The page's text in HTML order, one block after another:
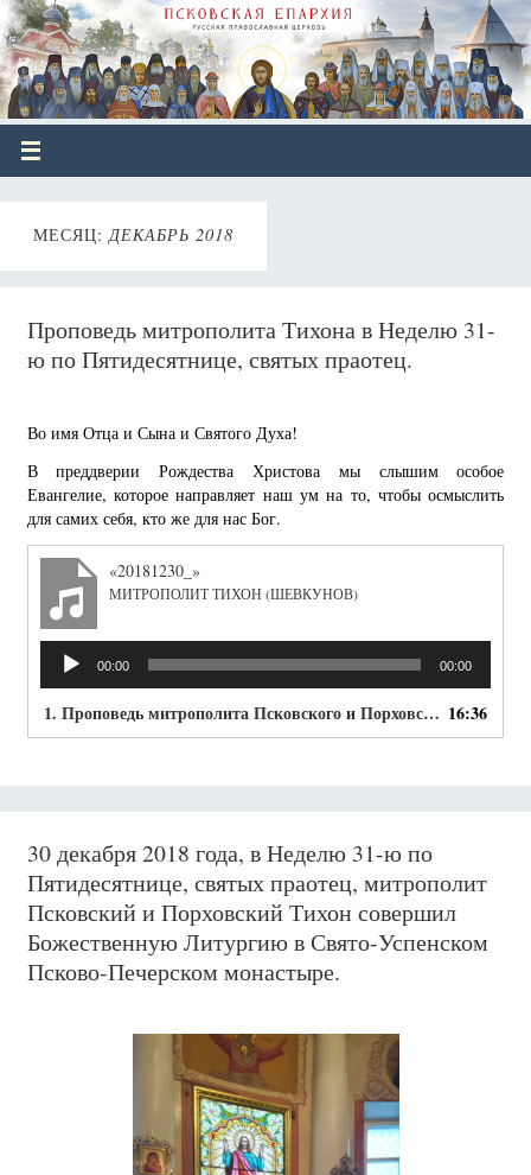
МЕСЯЦ:ДЕКАБРЬ 2018
Проповедь митрополита Тихона в Неделю 31-
ю по Пятидесятнице, святых праотец.
Во имя Отца и Сына и Святого Духа!
В преддверии Рождества Христова мы слышим особое
Евангелие, которое направляет наш ум на то, чтобы осмыслить
для самих себя, кто же для нас Бог.
«20181230_»
МИТРОПОЛИТ ТИХОН (ШЕВКУНОВ)
Аудиоплеер
00:00 00:00
1. Проповедь митрополита Псковского и Порховского Тихона в Неделю 31-ю по Пятидесятнице, святых праотец. 16:36
30 декабря 2018 года, в Неделю 31-ю по
Пятидесятнице, святых праотец, митрополит
Псковский и Порховский Тихон совершил
Божественную Литургию в Свято-Успенском
Псково-Печерском монастыре.